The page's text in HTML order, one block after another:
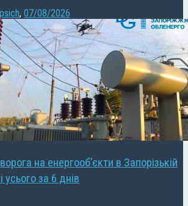
, 07/08/2026
на енергооб’єкти в Запорізькій
усього за 6 днів